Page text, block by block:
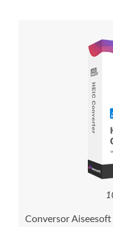
1
Conversor